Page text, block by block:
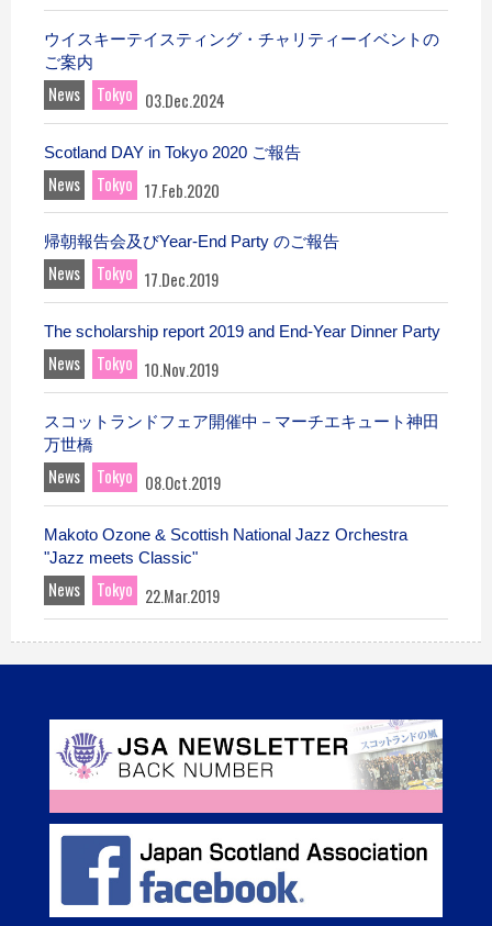
ウイスキーテイスティング・チャリティーイベントの
ご案内
News Tokyo 03.Dec.2024
Scotland DAY in Tokyo 2020 ご報告
News Tokyo 17.Feb.2020
帰朝報告会及びYear-End Party のご報告
News Tokyo 17.Dec.2019
The scholarship report 2019 and End-Year Dinner Party
News Tokyo 10.Nov.2019
スコットランドフェア開催中－マーチエキュート神田
万世橋
News Tokyo 08.Oct.2019
Makoto Ozone & Scottish National Jazz Orchestra
"Jazz meets Classic"
News Tokyo 22.Mar.2019